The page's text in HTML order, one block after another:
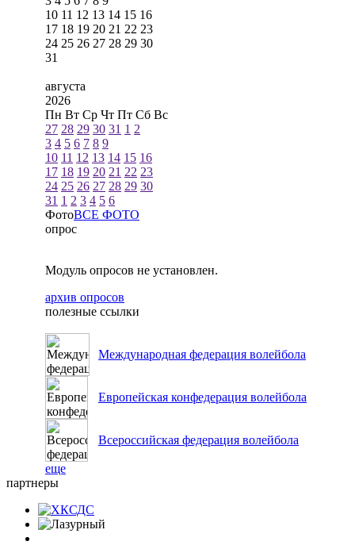
10 11 12 13 14 15 16
17 18 19 20 21 22 23
24 25 26 27 28 29 30
31
августа
2026
Пн Вт Ср Чт Пт Сб Вс
27 28 29 30 31 1 2
3 4 5 6 7 8 9
10 11 12 13 14 15 16
17 18 19 20 21 22 23
24 25 26 27 28 29 30
31 1 2 3 4 5 6
ФотоВСЕ ФОТО
опрос
Модуль опросов не установлен.
архив опросов
полезные ссылки
Международная федерация волейбола
Европейская конфедерация волейбола
Всероссийская федерация волейбола
еще
партнеры